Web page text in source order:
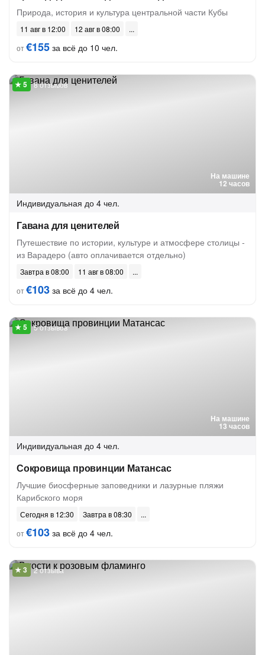
Природа, история и культура центральной части Кубы
11 авг в 12:00
12 авг в 08:00
от€155 за всё до 10 чел.
На машине
12 часов
8 отзывов
Индивидуальная до 4 чел.
Гавана для ценителей
Путешествие по истории, культуре и атмосфере столицы -
из Варадеро (авто оплачивается отдельно)
Завтра в 08:00
11 авг в 08:00
от€103 за всё до 4 чел.
На машине
13 часов
5 отзывов
Индивидуальная до 4 чел.
Сокровища провинции Матансас
Лучшие биосферные заповедники и лазурные пляжи
Карибского моря
Сегодня в 12:30
Завтра в 08:30
от€103 за всё до 4 чел.
2 отзыва